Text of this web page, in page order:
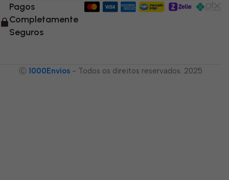
Pagos
Completamente
Seguros
Ⓒ 1000Envíos - Todos os direitos reservados. 2025